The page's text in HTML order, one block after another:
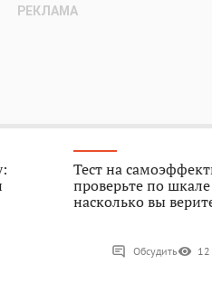
Тест на
проверьте по шкале
насколько вы
Обсудить